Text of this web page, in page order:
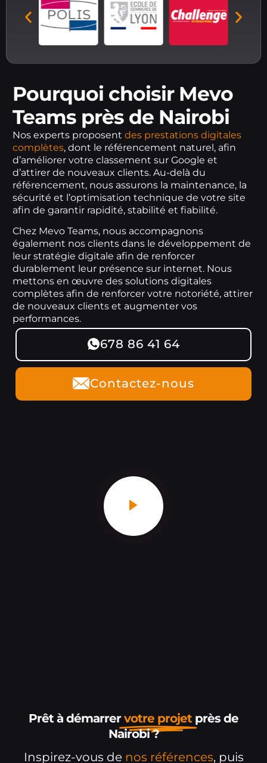
Pourquoi choisir Mevo
Teams près de Nairobi
Nos experts proposent des prestations digitales
complètes, dont le référencement naturel, afin
d’améliorer votre classement sur Google et
d’attirer de nouveaux clients. Au-delà du
référencement, nous assurons la maintenance, la
sécurité et l’optimisation technique de votre site
afin de garantir rapidité, stabilité et fiabilité.
Chez Mevo Teams, nous accompagnons
également nos clients dans le développement de
leur stratégie digitale afin de renforcer
durablement leur présence sur internet. Nous
mettons en œuvre des solutions digitales
complètes afin de renforcer votre notoriété, attirer
de nouveaux clients et augmenter vos
performances.
678 86 41 64
Contactez-nous
Prêt à démarrervotre projet près de
Nairobi ?
Inspirez-vous de nos références, puis